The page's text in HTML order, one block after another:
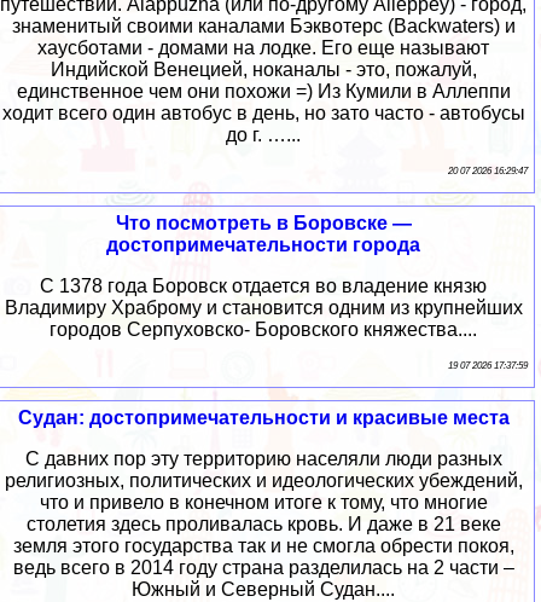
путешествий. Alappuzha (или по-другому Alleppey) - город,
знаменитый своими каналами Бэквотерс (Backwaters) и
хаусботами - домами на лодке. Его еще называют
Индийской Венецией, ноканалы - это, пожалуй,
единственное чем они похожи =) Из Кумили в Аллеппи
ходит всего один автобус в день, но зато часто - автобусы
до г. …...
20 07 2026 16:29:47
Что посмотреть в Боровске —
достопримечательности города
С 1378 года Боровск отдается во владение князю
Владимиру Храброму и становится одним из крупнейших
городов Серпуховско- Боровского княжества....
19 07 2026 17:37:59
Судан: достопримечательности и красивые места
С давних пор эту территорию населяли люди разных
религиозных, политических и идеологических убеждений,
что и привело в конечном итоге к тому, что многие
столетия здесь проливалась кровь. И даже в 21 веке
земля этого государства так и не смогла обрести покоя,
ведь всего в 2014 году страна разделилась на 2 части –
Южный и Северный Судан....